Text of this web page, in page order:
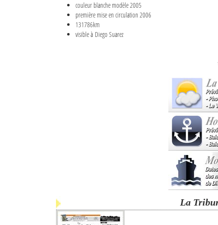
couleur blanche modèle 2005
première mise en circulation 2006
131786km
visible à Diego Suarez
La